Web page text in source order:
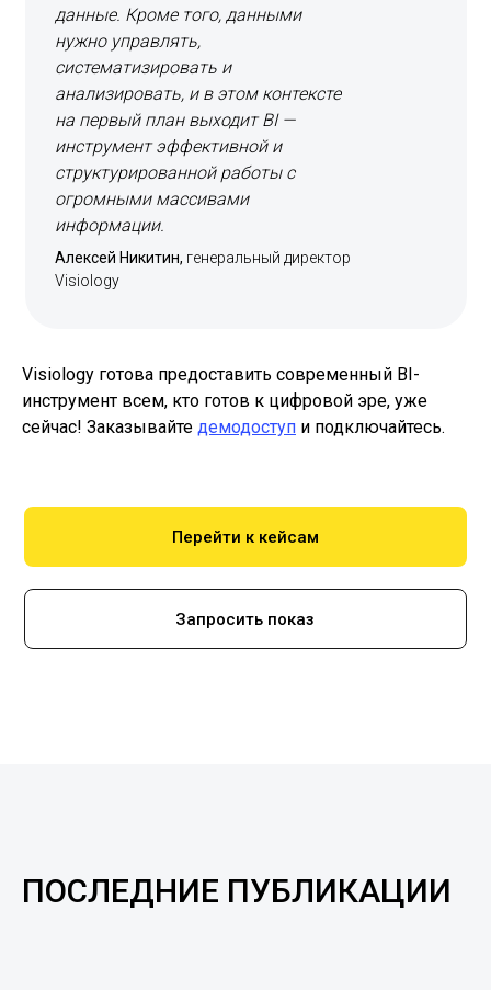
данные. Кроме того, данными
нужно управлять,
систематизировать и
анализировать, и в этом контексте
на первый план выходит BI —
инструмент эффективной и
структурированной работы с
огромными массивами
информации.
Алексей Никитин, генеральный директор
Visiology
Visiology готова предоставить современный BI-
инструмент всем, кто готов к цифровой эре, уже
сейчас! Заказывайте демодоступ и подключайтесь.
Перейти к кейсам
Запросить показ
ПОСЛЕДНИЕ ПУБЛИКАЦИИ